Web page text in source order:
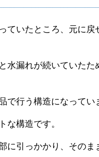
ていたところ、元に
漏れが続いていたた
行う構造になってい
構造です。
に引っかかり、その